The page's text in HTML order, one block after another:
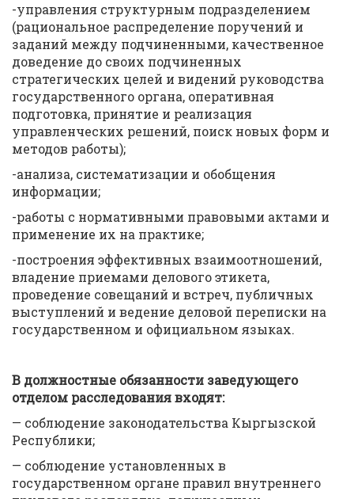
-управления структурным подразделением
(рациональное распределение поручений и
заданий между подчиненными, качественное
доведение до своих подчиненных
стратегических целей и видений руководства
государственного органа, оперативная
подготовка, принятие и реализация
управленческих решений, поиск новых форм и
методов работы);
-анализа, систематизации и обобщения
информации;
-работы с нормативными правовыми актами и
применение их на практике;
-построения эффективных взаимоотношений,
владение приемами делового этикета,
проведение совещаний и встреч, публичных
выступлений и ведение деловой переписки на
государственном и официальном языках.
В должностные обязанности заведующего
отделом расследования входят:
— соблюдение законодательства Кыргызской
Республики;
— соблюдение установленных в
государственном органе правил внутреннего